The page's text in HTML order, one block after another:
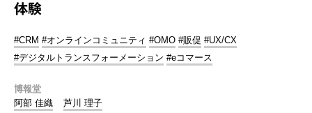
体験
#CRM #オンラインコミュニティ #OMO #販促 #UX/CX
#デジタルトランスフォーメーション #eコマース
博報堂
阿部 佳織
芦川 理子